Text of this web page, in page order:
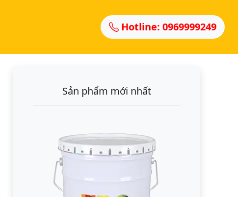
Hotline: 0969999249
Sản phẩm mới nhất